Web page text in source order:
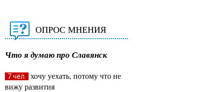
ОПРОС МНЕНИЯ
Что я думаю про Славянск
7 чел.
хочу уехать, потому что не
вижу развития